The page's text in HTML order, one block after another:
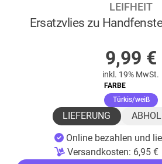
LEIFHEIT
Ersatzvlies zu
9,99 €
inkl. 19% MwSt.
FARBE
Türkis/weiß
LIEFERUNG
Online bezahlen und
Versandkosten: 6,95 €